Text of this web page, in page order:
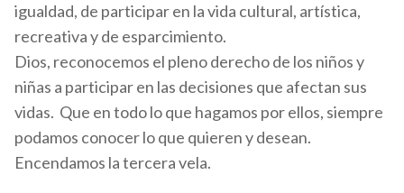
igualdad, de participar en la vida cultural, artística,
recreativa y de esparcimiento.
Dios, reconocemos el pleno derecho de los niños y
niñas a participar en las decisiones que afectan sus
vidas. Que en todo lo que hagamos por ellos, siempre
podamos conocer lo que quieren y desean.
Encendamos la tercera vela.